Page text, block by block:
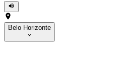
Belo Horizonte